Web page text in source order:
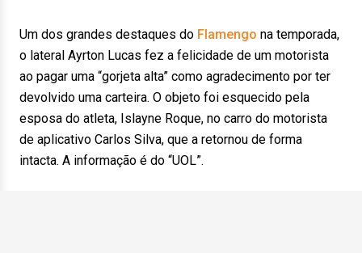
Um dos grandes destaques do Flamengo na temporada,
o lateral Ayrton Lucas fez a felicidade de um motorista
ao pagar uma “gorjeta alta” como agradecimento por ter
devolvido uma carteira. O objeto foi esquecido pela
esposa do atleta, Islayne Roque, no carro do motorista
de aplicativo Carlos Silva, que a retornou de forma
intacta. A informação é do “UOL”.